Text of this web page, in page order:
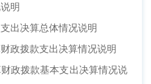
明
决算总体情况说明
拨款支出决算情况说明
拨款基本支出决算情况说